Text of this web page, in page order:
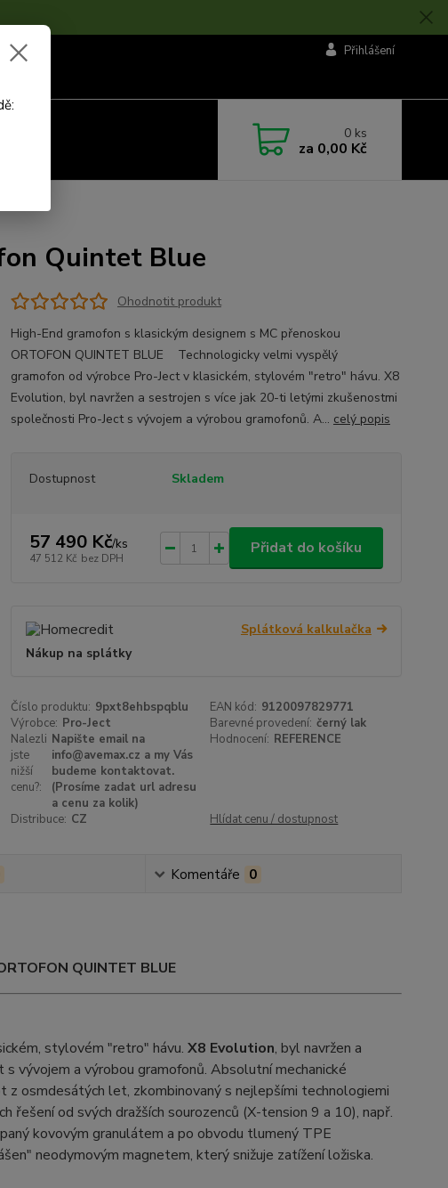
Přihlášení
0 ks
za 0,00 Kč
Quintet Blue
Ohodnotit produkt
High-End gramofon s klasickým designem s MC přenoskou
ORTOFON QUINTET BLUE Technologicky velmi vyspělý
gramofon od výrobce Pro-Ject v klasickém, stylovém "retro" hávu. X8
Evolution, byl navržen a sestrojen s více jak 20-ti letými zkušenostmi
společnosti Pro-Ject s vývojem a výrobou gramofonů. A... celý popis
Dostupnost Skladem
57 490 Kč/ks
47 512 Kč bez DPH
Přidat do košíku
Splátková kalkulačka
Nákup na splátky
Číslo produktu: 9pxt8ehbspqblu EAN kód: 9120097829771
Výrobce: Pro-Ject Barevné provedení: černý lak
Nalezli
jste
nižší
cenu?:
Napište email na
info@avemax.cz a my Vás
budeme kontaktovat.
(Prosíme zadat url adresu
a cenu za kolik)
Hodnocení: REFERENCE
Distribuce: CZ Hlídat cenu / dostupnost
Komentáře 0
QUINTET BLUE
stylovém "retro" hávu. X8 Evolution, byl navržen a
vývojem a výrobou gramofonů. Absolutní mechanické
osmdesátých let, zkombinovaný s nejlepšími technologiemi
řešení od svých dražších sourozenců (X-tension 9 a 10), např.
kovovým granulátem a po obvodu tlumený TPE
neodymovým magnetem, který snižuje zatížení ložiska.